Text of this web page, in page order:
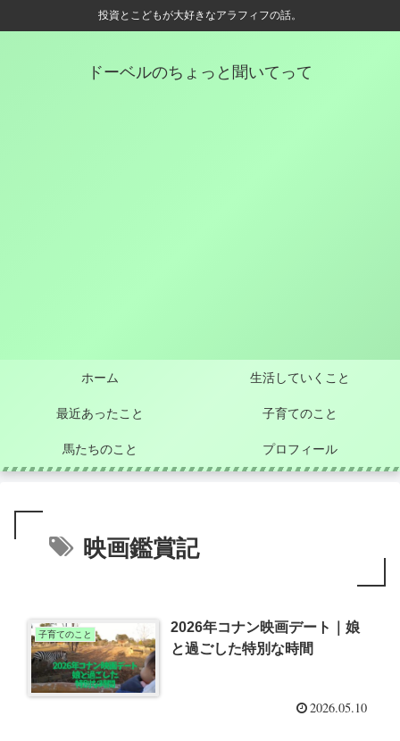
投資とこどもが大好きなアラフィフの話。
ドーベルのちょっと聞いてって
ホーム 生活していくこと
最近あったこと 子育てのこと
馬たちのこと プロフィール
映画鑑賞記
子育てのこと
2026年コナン映画デート｜娘
と過ごした特別な時間
2026.05.10